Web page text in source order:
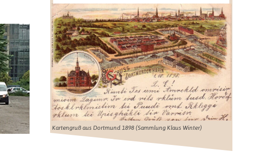
Kartengruß aus Dortmund 1898 (Sammlung Klaus Winter)